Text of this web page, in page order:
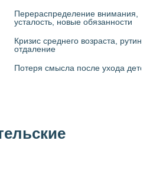
Перераспределение внимания,
усталость, новые обязанности
Кризис среднего возраста, рутина,
отдаление
Потеря смысла после ухода детей